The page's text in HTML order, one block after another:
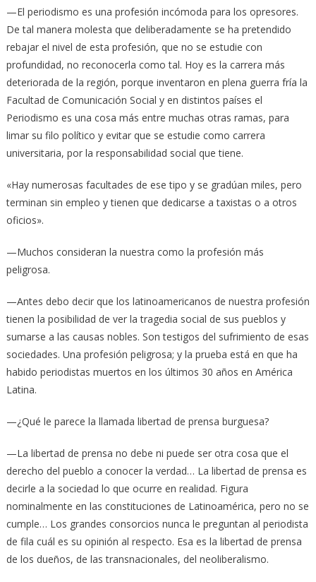
—El periodismo es una profesión incómoda para los opresores.
De tal manera molesta que deliberadamente se ha pretendido
rebajar el nivel de esta profesión, que no se estudie con
profundidad, no reconocerla como tal. Hoy es la carrera más
deteriorada de la región, porque inventaron en plena guerra fría la
Facultad de Comunicación Social y en distintos países el
Periodismo es una cosa más entre muchas otras ramas, para
limar su filo político y evitar que se estudie como carrera
universitaria, por la responsabilidad social que tiene.
«Hay numerosas facultades de ese tipo y se gradúan miles, pero
terminan sin empleo y tienen que dedicarse a taxistas o a otros
oficios».
—Muchos consideran la nuestra como la profesión más
peligrosa.
—Antes debo decir que los latinoamericanos de nuestra profesión
tienen la posibilidad de ver la tragedia social de sus pueblos y
sumarse a las causas nobles. Son testigos del sufrimiento de esas
sociedades. Una profesión peligrosa; y la prueba está en que ha
habido periodistas muertos en los últimos 30 años en América
Latina.
—¿Qué le parece la llamada libertad de prensa burguesa?
—La libertad de prensa no debe ni puede ser otra cosa que el
derecho del pueblo a conocer la verdad… La libertad de prensa es
decirle a la sociedad lo que ocurre en realidad. Figura
nominalmente en las constituciones de Latinoamérica, pero no se
cumple… Los grandes consorcios nunca le preguntan al periodista
de fila cuál es su opinión al respecto. Esa es la libertad de prensa
de los dueños, de las transnacionales, del neoliberalismo.